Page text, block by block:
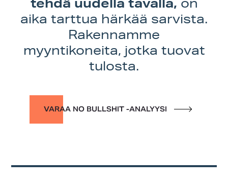
aika tarttua härkää sarvista.
Rakennamme
myyntikoneita, jotka tuovat
tulosta.
VARAA NO BULLSHIT -ANALYYSI